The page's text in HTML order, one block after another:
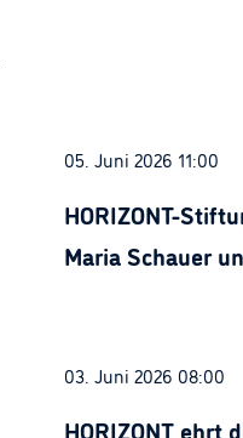
05. Juni 2026 11:00
HORIZONT-
Maria Schauer
03. Juni 2026 08:00
HORIZONT ehrt